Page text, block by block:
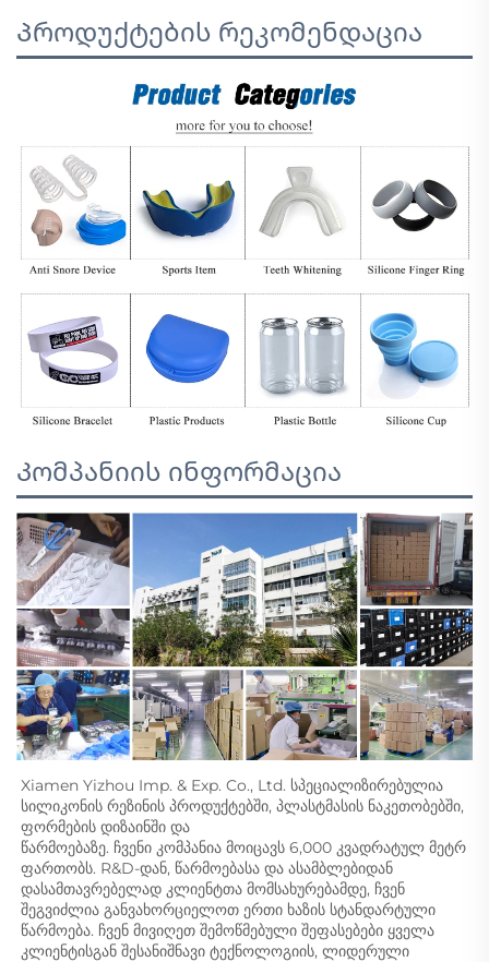
Პროდუქტების რეკომენდაცია
Კომპანიის ინფორმაცია
Xiamen Yizhou Imp. & Exp. Co., Ltd. სპეციალიზირებულია
სილიკონის რეზინის პროდუქტებში, პლასტმასის ნაკეთობებში,
ფორმების დიზაინში და
წარმოებაზე. ჩვენი კომპანია მოიცავს 6,000 კვადრატულ მეტრ
ფართობს. R&D-დან, წარმოებასა და ასამბლებიდან
დასამთავრებელად კლიენტთა მომსახურებამდე, ჩვენ
შეგვიძლია განვახორციელოთ ერთი ხაზის სტანდარტული
წარმოება. ჩვენ მივიღეთ შემოწმებული შეფასებები ყველა
კლიენტისგან შესანიშნავი ტექნოლოგიის, ლიდერული